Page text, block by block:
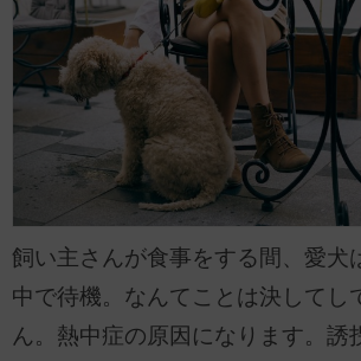
飼い主さんが食事をする間、愛犬
中で待機。なんてことは決してし
ん。熱中症の原因になります。誘